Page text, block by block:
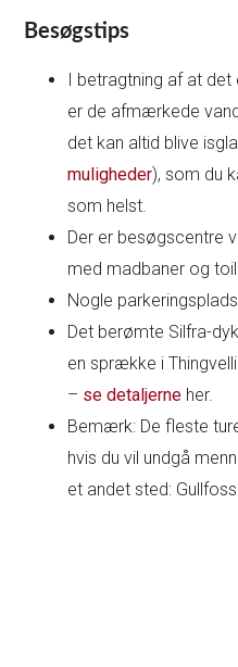
Besøgstips
I betragtning af at
er de afmærkede
det kan altid blive
muligheder), som du
som helst.
Der er besøgscentre
med madbaner og
Nogle
Det berømte Silfra-
en sprække i
– se detaljerne her.
Bemærk: De fleste
hvis du vil undgå
et andet sted: Gullfoss